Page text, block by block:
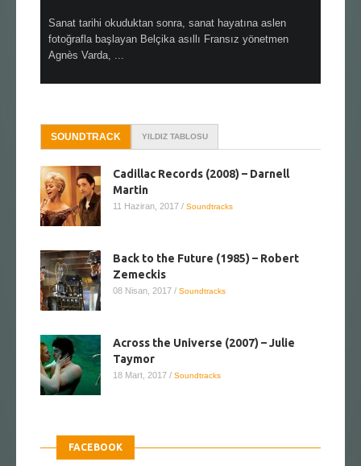
Sanat tarihi okuduktan sonra, sanat hayatına aslen
fotoğrafla başlayan Belçika asıllı Fransız yönetmen
Agnès Varda, ...
SOUNDTRACK YILDIZ TABLOSU
Cadillac Records (2008) – Darnell
Martin
11 Haziran, 2017 / Soundtracks
Back to the Future (1985) – Robert
Zemeckis
08 Nisan, 2017 / Soundtracks
Across the Universe (2007) – Julie
Taymor
18 Mart, 2017 / Soundtracks
FACEBOOK